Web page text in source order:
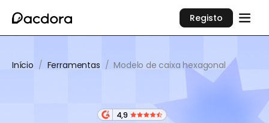
Registo
Início / Ferramentas / Modelo de caixa hexagonal
4,9